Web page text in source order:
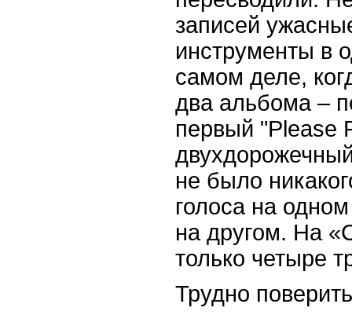
записей
инструменты в
самом деле,
два альбома –
первый "Please
не было
голоса на
на другом. На
только четыре
Трудно